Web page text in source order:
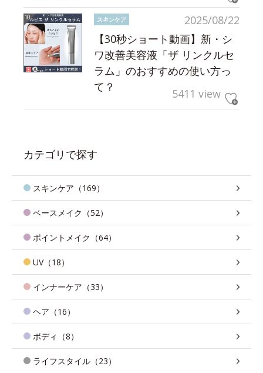
2025/08/22
スキンケア
【30秒ショート動画】新・シ
ワ改善美容液「ザ リンクルセ
ラム」のおすすめの使い方っ
て？
5411 view
カテゴリで探す
スキンケア（169）
ベースメイク（52）
ポイントメイク（64）
UV（18）
インナーケア（33）
ヘア（16）
ボディ（8）
ライフスタイル（23）